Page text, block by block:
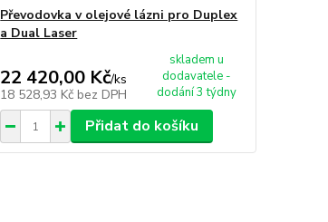
Převodovka v olejové lázni pro Duplex
a Dual Laser
22 420,00 Kč/ks
18 528,93 Kč bez DPH
skladem u
dodavatele -
dodání 3 týdny
Přidat do košíku